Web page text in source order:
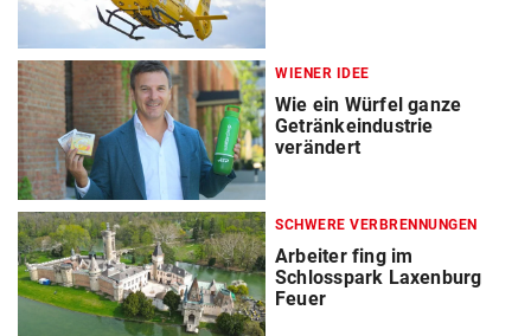
WIENER IDEE
Wie ein Würfel ganze
Getränkeindustrie
verändert
SCHWERE VERBRENNUNGEN
Arbeiter fing im
Schlosspark Laxenburg
Feuer